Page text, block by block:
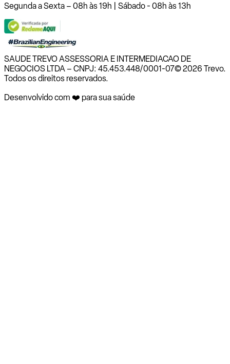
Segunda a Sexta – 08h às 19h | Sábado - 08h às 13h
SAUDE TREVO ASSESSORIA E INTERMEDIACAO DE
NEGOCIOS LTDA – CNPJ: 45.453.448/0001-07© 2026 Trevo.
Todos os direitos reservados.
Desenvolvido com ❤️ para sua saúde